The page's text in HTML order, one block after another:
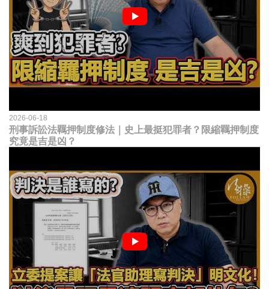
2026-06-18
刑事訴訟法羈押制度修法｜史上最挺犯罪者？限縮羈押制度
究竟是吉是凶？